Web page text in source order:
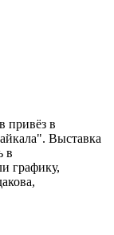
привёз в
Выставка
в
графику,